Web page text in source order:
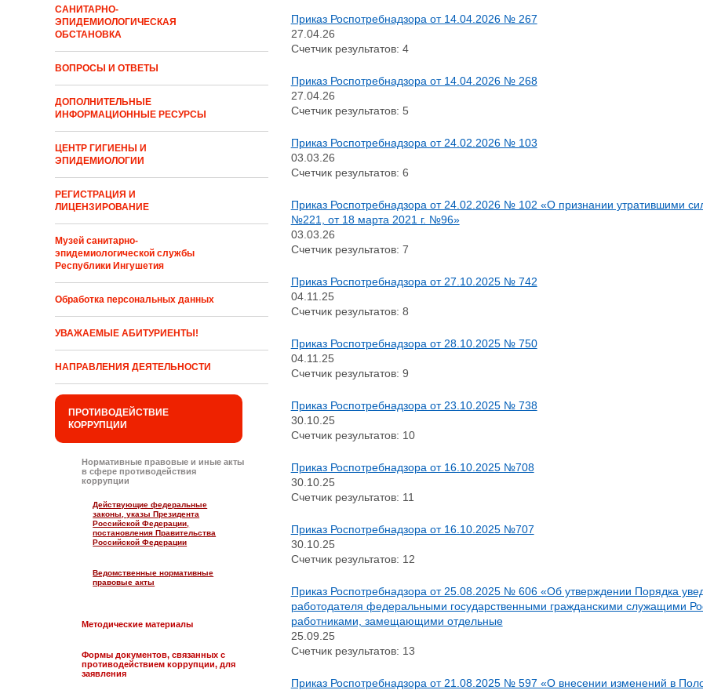
САНИТАРНО-
ЭПИДЕМИОЛОГИЧЕСКАЯ
ОБСТАНОВКА
ВОПРОСЫ И ОТВЕТЫ
ДОПОЛНИТЕЛЬНЫЕ
ИНФОРМАЦИОННЫЕ РЕСУРСЫ
ЦЕНТР ГИГИЕНЫ И
ЭПИДЕМИОЛОГИИ
РЕГИСТРАЦИЯ И
ЛИЦЕНЗИРОВАНИЕ
Музей санитарно-
эпидемиологической службы
Республики Ингушетия
Обработка персональных данных
УВАЖАЕМЫЕ АБИТУРИЕНТЫ!
НАПРАВЛЕНИЯ ДЕЯТЕЛЬНОСТИ
ПРОТИВОДЕЙСТВИЕ
КОРРУПЦИИ
Нормативные правовые и иные акты
в сфере противодействия
коррупции
Действующие федеральные
законы, указы Президента
Российской Федерации,
постановления Правительства
Российской Федерации
Ведомственные нормативные
правовые акты
Методические материалы
Формы документов, связанных с
противодействием коррупции, для
заявления
Приказ Роспотребнадзора от 14.04.2026 № 267
27.04.26
Счетчик результатов: 4
Приказ Роспотребнадзора от 14.04.2026 № 268
27.04.26
Счетчик результатов: 5
Приказ Роспотребнадзора от 24.02.2026 № 103
03.03.26
Счетчик результатов: 6
Приказ Роспотребнадзора от 24.02.2026 № 102 «О признании утратившими
№221, от 18 марта 2021 г. №96»
03.03.26
Счетчик результатов: 7
Приказ Роспотребнадзора от 27.10.2025 № 742
04.11.25
Счетчик результатов: 8
Приказ Роспотребнадзора от 28.10.2025 № 750
04.11.25
Счетчик результатов: 9
Приказ Роспотребнадзора от 23.10.2025 № 738
30.10.25
Счетчик результатов: 10
Приказ Роспотребнадзора от 16.10.2025 №708
30.10.25
Счетчик результатов: 11
Приказ Роспотребнадзора от 16.10.2025 №707
30.10.25
Счетчик результатов: 12
Приказ Роспотребнадзора от 25.08.2025 № 606 «Об утверждении Порядка
работодателя федеральными государственными гражданскими служащими
работниками, замещающими отдельные
25.09.25
Счетчик результатов: 13
Приказ Роспотребнадзора от 21.08.2025 № 597 «О внесении изменений в